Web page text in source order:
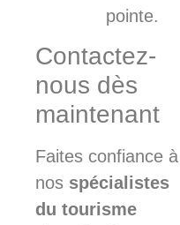
pointe.
Contactez-
nous dès
maintenant
Faites confiance à
nos spécialistes
du tourisme